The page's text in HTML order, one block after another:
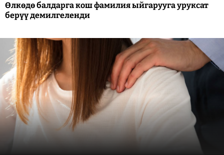
Өлкөдө балдарга кош фамилия ыйгарууга уруксат
берүү демилгеленди